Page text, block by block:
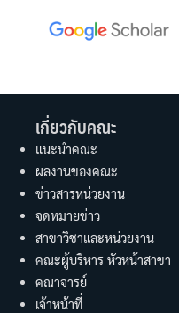
เกี่ยวกับคณะ
แนะนำคณะ
ผลงานของคณะ
ข่าวสารหน่วยงาน
จดหมายข่าว
สาขาวิชาและหน่วยงาน
คณะผู้บริหาร หัวหน้าสาขา
คณาจารย์
เจ้าหน้าที่